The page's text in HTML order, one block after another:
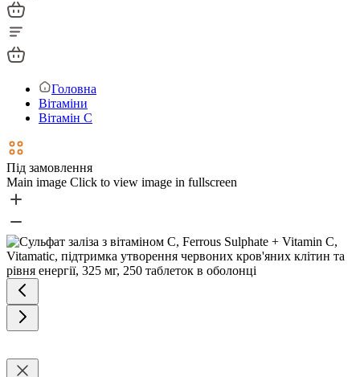
Головна
Вітаміни
Вітамін С
Під замовлення
Main image Click to view image in fullscreen